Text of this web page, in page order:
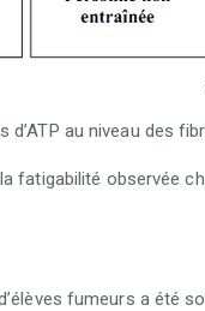
au niveau des
fatigabilité observée
fumeurs a été